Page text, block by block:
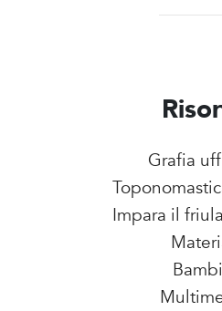
Grafia
Impara il